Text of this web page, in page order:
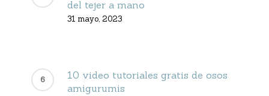
del tejer a mano
31 mayo, 2023
10 video tutoriales gratis de osos
amigurumis